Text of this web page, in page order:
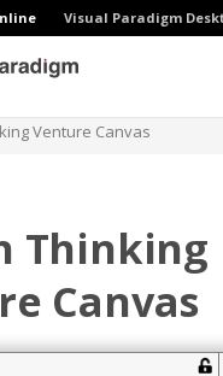
Visual Paradigm
Venture Canvas
Thinking
Canvas